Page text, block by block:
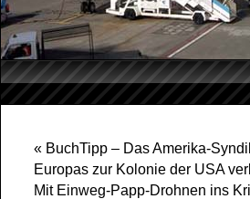
« BuchTipp – Das Amerika-
Europas zur Kolonie der USA
Mit Einweg-Papp-Drohnen ins